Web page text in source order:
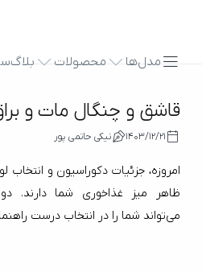
مدل‌ها محصولات بلاگ
قاشق و چنگال مات و
1403/12/21 نیکی حاتمی پور
امروزه، جزئیات دکوراسیون و انتخاب لوازم آشپزخانه به یکی از مهم‌ترین
ظاهر میز غذاخوری شما دارند.
می‌تواند شما را در انتخاب درست راهنمایی کند، خواهیم پرداخت. با ما همراه باشید.